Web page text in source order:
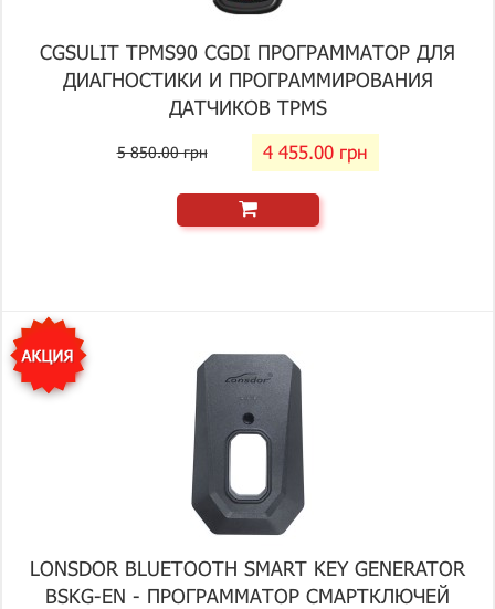
CGSULIT TPMS90 CGDI ПРОГРАММАТОР ДЛЯ
ДИАГНОСТИКИ И ПРОГРАММИРОВАНИЯ
ДАТЧИКОВ TPMS
5 850.00 грн 4 455.00 грн
LONSDOR BLUETOOTH SMART KEY GENERATOR
BSKG-EN - ПРОГРАММАТОР СМАРТКЛЮЧЕЙ